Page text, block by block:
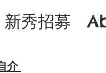
新秀招募
介